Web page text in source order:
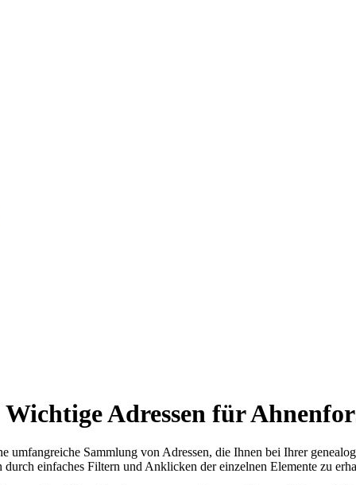
Adressen für
Sammlung von Adressen, die Ihnen bei Ihrer
einfaches Filtern und Anklicken der einzelnen Elemente zu